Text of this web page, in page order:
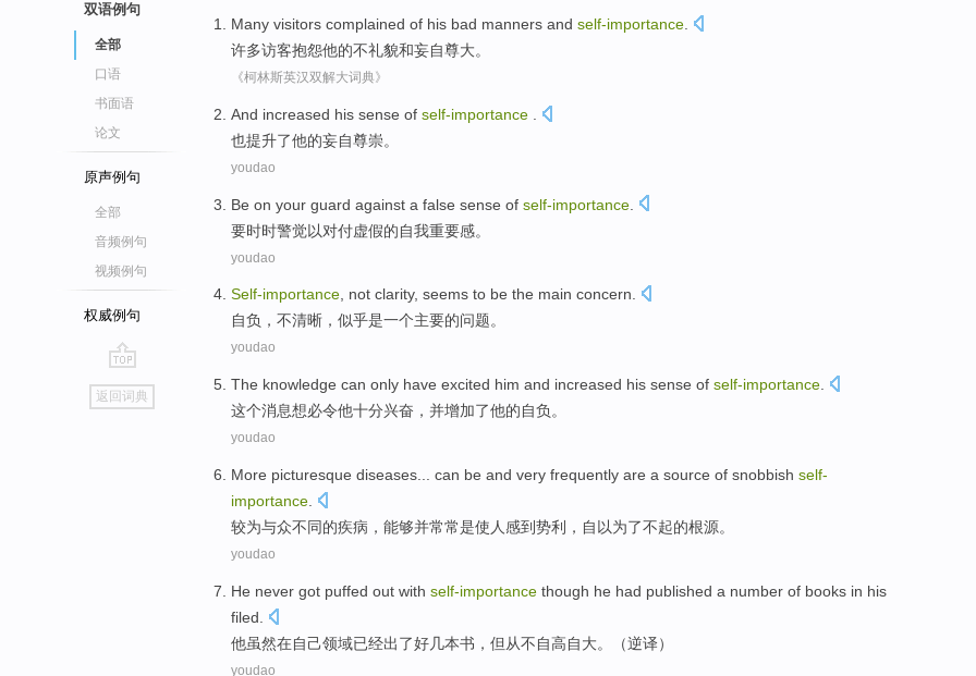
双语例句
全部
口语
书面语
论文
原声例句
全部
音频例句
视频例句
权威例句
go
top
返回词典
Many visitors complained of his bad manners and self-importance
许多访客抱怨他的不礼貌和妄自尊大。
《柯林斯英汉双解大词典》
And increased his sense of self-importance
也提升了他的妄自尊崇。
youdao
Be on your guard against a false sense of self-importance
要时时警觉以对付虚假的自我重要感。
youdao
Self-importance, not clarity, seems to be the main concern.
自负 ， 不清晰 ， 似乎是一个主要的问题。
youdao
The knowledge can only have excited him and increased his sense of self-importance
这个消息想必令他十分兴奋 ， 并增加了他的自负 。
youdao
More picturesque diseases can be and very frequently are a source of snobbish self-
importance
较为与众不同的疾病 ， 能够并常常是使人感到势利 ，自 以为了不起的根源。
youdao
He never got puffed out with self-importance though he had published a number of books in his
filed
他虽然在自己领域已经出了好几本书 ，但 从不自高自大。（逆译）
youdao